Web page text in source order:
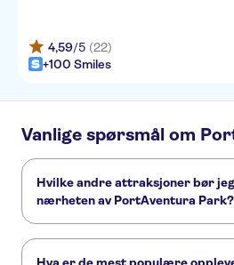
4,59/5 (22)
+100 Smiles
Vanlige spørsmål om
Hvilke andre attraksjoner bør
nærheten av PortAventura Park?